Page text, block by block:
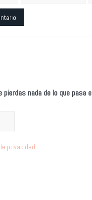
pierdas nada de lo que pasa
privacidad